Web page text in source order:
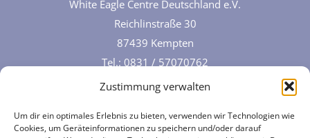
Zustimmung verwalten
Um dir ein optimales Erlebnis zu bieten, verwenden wir Technologien wie
Cookies, um Geräteinformationen zu speichern und/oder darauf
White Eagle Centre Deutschland e.V.
Reichlinstraße 30
87439 Kempten
Tel.: 0831 / 57070762